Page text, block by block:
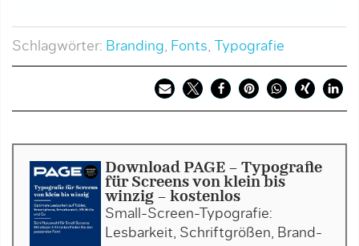
Schlagwörter: Branding, Fonts, Typografie
Download PAGE - Typografie
für Screens von klein bis
winzig - kostenlos
Small-Screen-Typografie:
Lesbarkeit, Schriftgrößen, Brand-